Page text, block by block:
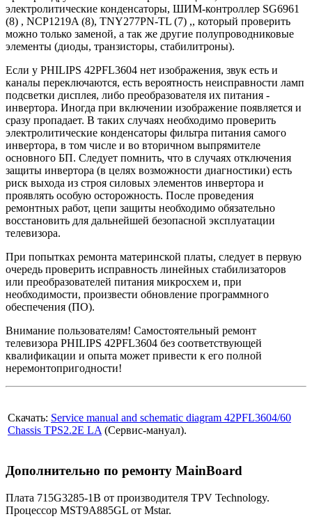
электролитические конденсаторы, ШИМ-контроллер SG6961
(8) , NCP1219A (8), TNY277PN-TL (7) ,, который проверить
можно только заменой, а так же другие полупроводниковые
элементы (диоды, транзисторы, стабилитроны).
Если у PHILIPS 42PFL3604 нет изображения, звук есть и
каналы переключаются, есть вероятность неисправности ламп
подсветки дисплея, либо преобразователя их питания -
инвертора. Иногда при включении изображение появляется и
сразу пропадает. В таких случаях необходимо проверить
электролитические конденсаторы фильтра питания самого
инвертора, в том числе и во вторичном выпрямителе
основного БП. Следует помнить, что в случаях отключения
защиты инвертора (в целях возможности диагностики) есть
риск выхода из строя силовых элементов инвертора и
проявлять особую осторожность. После проведения
ремонтных работ, цепи защиты необходимо обязательно
восстановить для дальнейшей безопасной эксплуатации
телевизора.
При попытках ремонта материнской платы, следует в первую
очередь проверить исправность линейных стабилизаторов
или преобразователей питания микросхем и, при
необходимости, произвести обновление программного
обеспечения (ПО).
Внимание пользователям! Самостоятельный ремонт
телевизора PHILIPS 42PFL3604 без соответствующей
квалификации и опыта может привести к его полной
неремонтопригодности!
Скачать: Service manual and schematic diagram 42PFL3604/60
Chassis TPS2.2E LA (Сервис-мануал).
Дополнительно по ремонту MainBoard
Плата 715G3285-1B от производителя TPV Technology.
Процессор MST9A885GL от Mstar.